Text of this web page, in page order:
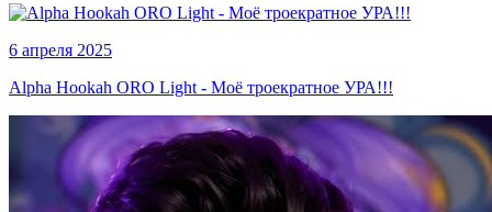
6 апреля 2025
Alpha Hookah ORO Light - Моё троекратное УРА!!!